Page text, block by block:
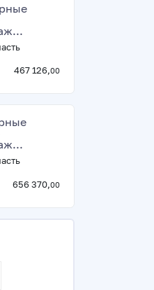
467 126,00
656 370,00